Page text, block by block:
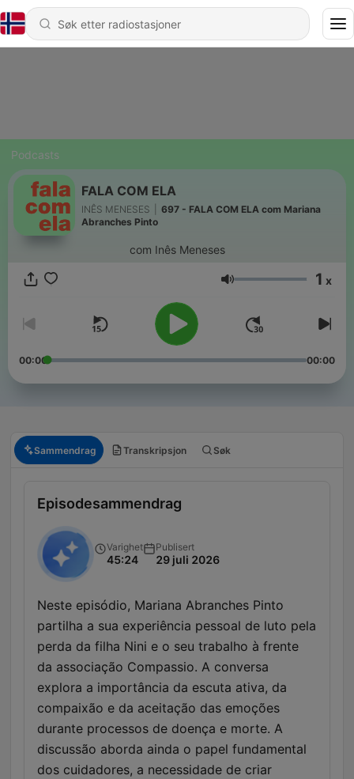
Podcasts
FALA COM ELA
INÊS MENESES
697 - FALA COM ELA com Mariana
Abranches Pinto
com Inês Meneses
Volum 1 x
00:00 00:00
Sammendrag Transkripsjon Søk
Episodesammendrag
Varighet
45:24
Publisert
29 juli 2026
Neste episódio, Mariana Abranches Pinto
partilha a sua experiência pessoal de luto pela
perda da filha Nini e o seu trabalho à frente
da associação Compassio. A conversa
explora a importância da escuta ativa, da
compaixão e da aceitação das emoções
durante processos de doença e morte. A
discussão aborda ainda o papel fundamental
dos cuidadores, a necessidade de criar